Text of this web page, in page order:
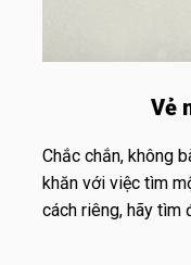
Vẻ
Chắc chắn, không
khăn với việc tìm
cách riêng, hãy tìm